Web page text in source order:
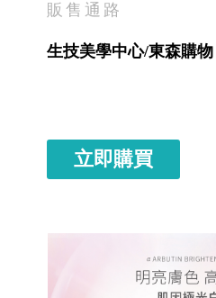
販售通路
生技美學中心/東森購物
立即購買